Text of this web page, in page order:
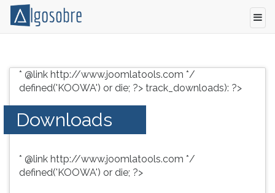
grátis
vestibular,
enem
concursos.
resumos
TAB
depois
F
para
ouvir
conteúdo
principal
* @link http://www.joomlatools.com */
defined('KOOWA') or die; ?> track_downloads): ?>
Downloads
* @link http://www.joomlatools.com */
defined('KOOWA') or die; ?>